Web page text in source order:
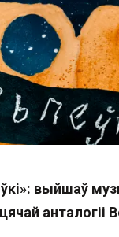
выйшаў
анталогіі